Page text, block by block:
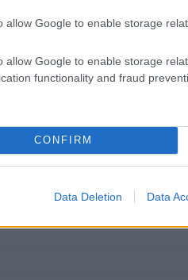
allow Google to enable storage
allow Google to enable storage
functionality and fraud
CONFIRM
Data Deletion Data
remis porażka